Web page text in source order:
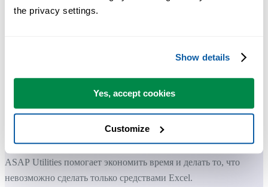
the privacy settings.
Show details
Yes, accept cookies
Customize
Практичные инструменты, которых многим пользователям
не хватает в самом Excel.
Экономьте время в Excel. Это просто.
ASAP Utilities помогает экономить время и делать то, что
невозможно сделать только средствами Excel.